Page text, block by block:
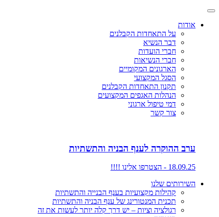
אודות
על התאחדות הקבלנים
דבר הנשיא
חברי הועדות
חברי הנשיאות
הארגונים המקומיים
הסגל המקצועי
תקנון התאחדות הקבלנים
הנהלות האגפים המקצועים
דמי טיפול ארגוני
צור קשר
ערב ההוקרה לענף הבניה והתשתיות
18.09.25 - הצטרפו אלינו !!!!
השירותים שלנו
קהילות מקצועיות בענף הבנייה והתשתיות
תכנית המנטורינג של ענף הבניה והתשתיות
רגולציה וציות – יש דרך קלה יותר לעשות את זה